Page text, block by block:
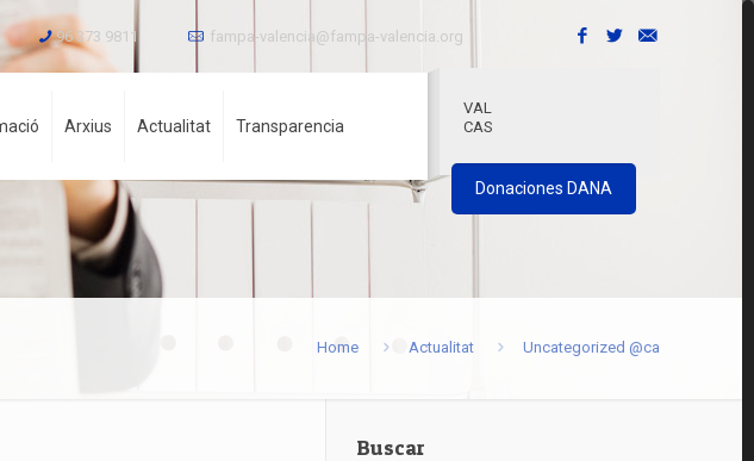
96 373 9811 fampa-valencia@fampa-valencia.org
Arxius Actualitat Transparencia
VAL
CAS
Donaciones DANA
Home Actualitat Uncategorized @ca
Buscar